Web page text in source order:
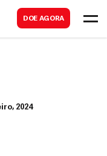
DOE AGORA
2024